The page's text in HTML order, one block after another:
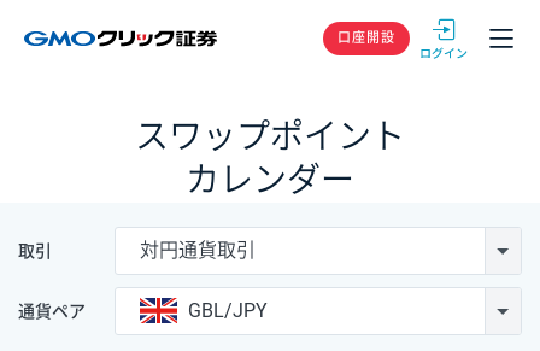
GMOクリック
口座開設
スワップポイント
カレンダー
取引 対円通貨取引
通貨ペア GBL/JPY